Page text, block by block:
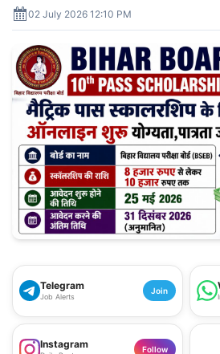
02 July 2026 12:10 PM
Telegram
Job Alerts
Join
Instagram Follow